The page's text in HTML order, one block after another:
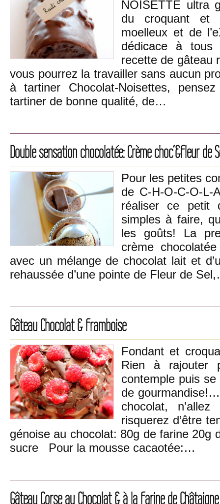
NOISETTE ultra
du croquant et
moelleux et de
dédicace à tous
recette de gâteau
vous pourrez la travailler sans aucun
à tartiner Chocolat-Noisettes,
tartiner de bonne qualité, de…
Double sensation chocolatée: Crème choc’&Fleur de
Pour les petites
de C-H-O-C-O-L-
réaliser ce petit
simples à faire,
les goûts! La
crème
avec un mélange de chocolat lait et
rehaussée d’une pointe de Fleur de
Gâteau Chocolat & Framboise
Fondant et
Rien à rajouter
contemple puis
de
chocolat,
risquerez d’être
génoise au chocolat: 80g de farine 20g
sucre Pour la mousse cacaotée:…
Gâteau Corse au Chocolat & à la Farine de Châtaigne